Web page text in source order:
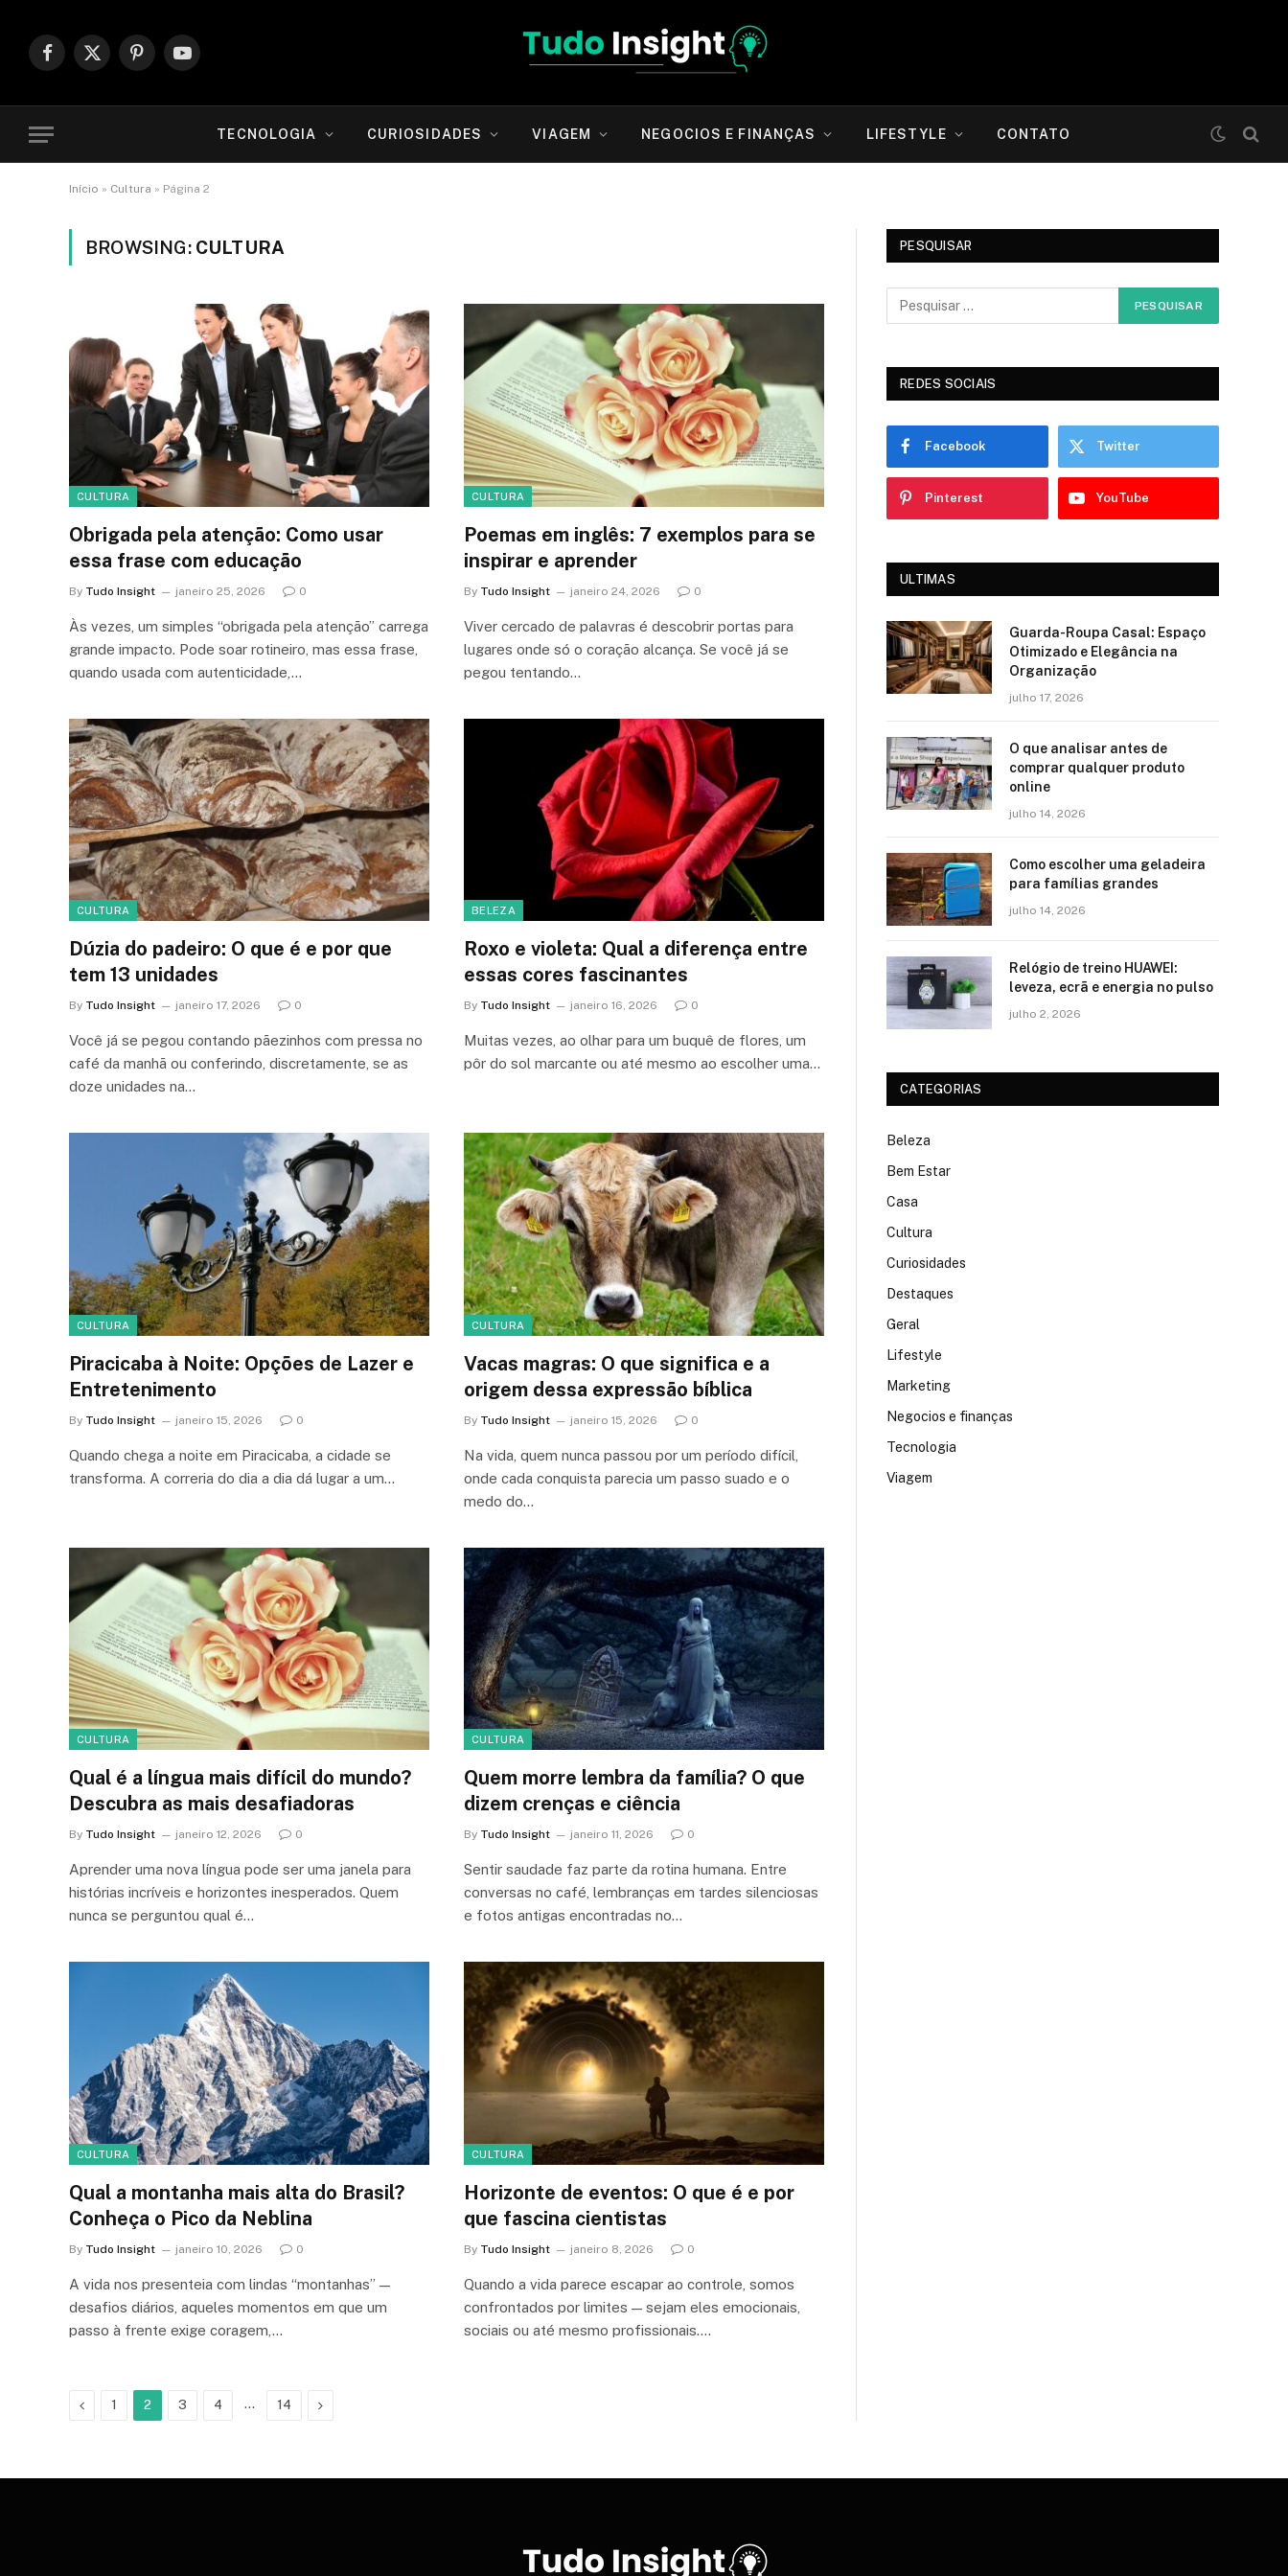
Facebook
X
PinterestYouTube
TECNOLOGIA CURIOSIDADES VIAGEM NEGOCIOS E FINANÇAS LIFESTYLE CONTATO
Início » Cultura » Página 2
BROWSING: CULTURA
CULTURA
Obrigada pela atenção: Como usar
essa frase com educação
By Tudo Insight janeiro 25, 2026 0
Às vezes, um simples “obrigada pela atenção” carrega
grande impacto. Pode soar rotineiro, mas essa frase,
quando usada com autenticidade,…
CULTURA
Poemas em inglês: 7 exemplos para se
inspirar e aprender
By Tudo Insight janeiro 24, 2026 0
Viver cercado de palavras é descobrir portas para
lugares onde só o coração alcança. Se você já se
pegou tentando…
CULTURA
Dúzia do padeiro: O que é e por que
tem 13 unidades
By Tudo Insight janeiro 17, 2026 0
Você já se pegou contando pãezinhos com pressa no
café da manhã ou conferindo, discretamente, se as
doze unidades na…
BELEZA
Roxo e violeta: Qual a diferença entre
essas cores fascinantes
By Tudo Insight janeiro 16, 2026 0
Muitas vezes, ao olhar para um buquê de flores, um
pôr do sol marcante ou até mesmo ao escolher uma…
CULTURA
Piracicaba à Noite: Opções de Lazer e
Entretenimento
By Tudo Insight janeiro 15, 2026 0
Quando chega a noite em Piracicaba, a cidade se
transforma. A correria do dia a dia dá lugar a um…
CULTURA
Vacas magras: O que significa e a
origem dessa expressão bíblica
By Tudo Insight janeiro 15, 2026 0
Na vida, quem nunca passou por um período difícil,
onde cada conquista parecia um passo suado e o
medo do…
CULTURA
Qual é a língua mais difícil do mundo?
Descubra as mais desafiadoras
By Tudo Insight janeiro 12, 2026 0
Aprender uma nova língua pode ser uma janela para
histórias incríveis e horizontes inesperados. Quem
nunca se perguntou qual é…
CULTURA
Quem morre lembra da família? O que
dizem crenças e ciência
By Tudo Insight janeiro 11, 2026 0
Sentir saudade faz parte da rotina humana. Entre
conversas no café, lembranças em tardes silenciosas
e fotos antigas encontradas no…
CULTURA
Qual a montanha mais alta do Brasil?
Conheça o Pico da Neblina
By Tudo Insight janeiro 10, 2026 0
A vida nos presenteia com lindas “montanhas” —
desafios diários, aqueles momentos em que um
passo à frente exige coragem,…
CULTURA
Horizonte de eventos: O que é e por
que fascina cientistas
By Tudo Insight janeiro 8, 2026 0
Quando a vida parece escapar ao controle, somos
confrontados por limites — sejam eles emocionais,
sociais ou até mesmo profissionais.…
Previous
1 2 3 4 … 14 Next
PESQUISAR
REDES SOCIAIS
Facebook Twitter
Pinterest YouTube
ULTIMAS
Guarda-Roupa Casal: Espaço
Otimizado e Elegância na
Organização
julho 17, 2026
O que analisar antes de
comprar qualquer produto
online
julho 14, 2026
Como escolher uma geladeira
para famílias grandes
julho 14, 2026
Relógio de treino​ HUAWEI:
leveza, ecrã e energia no pulso
julho 2, 2026
CATEGORIAS
Beleza
Bem Estar
Casa
Cultura
Curiosidades
Destaques
Geral
Lifestyle
Marketing
Negocios e finanças
Tecnologia
Viagem